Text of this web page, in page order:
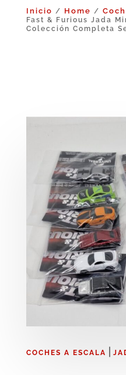
Inicio / Home /
Fast & Furious Jada
Colección Completa
COCHES A ESCALA